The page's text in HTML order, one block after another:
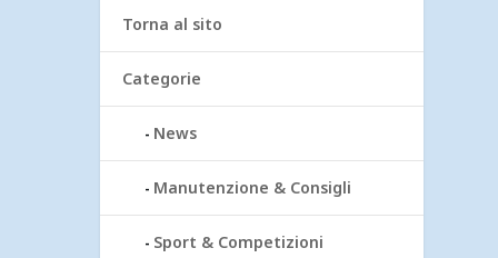
Torna al sito
Categorie
News
Manutenzione & Consigli
Sport & Competizioni